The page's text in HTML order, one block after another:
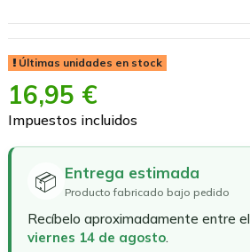
Últimas unidades en stock
16,95 €
Impuestos incluidos
📦 Entrega estimada
Producto fabricado bajo pedido
Recíbelo aproximadamente entre el
viernes 14 de agosto.